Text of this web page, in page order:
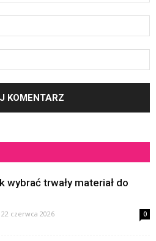
wybrać trwały materiał do
22 czerwca 2026 0